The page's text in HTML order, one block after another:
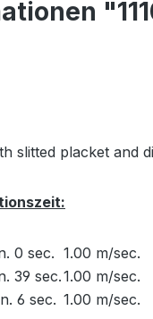
slitted placket and
0 sec. 1.00 m/sec.
39 sec.1.00 m/sec.
6 sec. 1.00 m/sec.